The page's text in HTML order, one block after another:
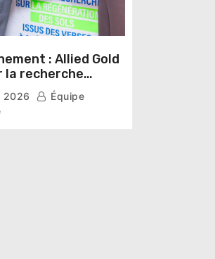
: Allied Gold
la recherche
pour restaurer
ses sites miniers
2026
Équipe